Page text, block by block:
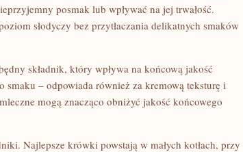
posmak lub wpływać na jej trwałość.
słodyczy bez przytłaczania delikatnych smaków
składnik, który wpływa na końcową jakość
– odpowiada również za kremową teksturę i
mogą znacząco obniżyć jakość końcowego
Najlepsze krówki powstają w małych kotłach, przy